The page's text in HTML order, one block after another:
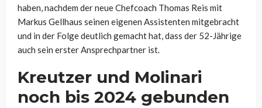
haben, nachdem der neue Chefcoach Thomas Reis mit
Markus Gellhaus seinen eigenen Assistenten mitgebracht
und in der Folge deutlich gemacht hat, dass der 52-Jährige
auch sein erster Ansprechpartner ist.
Kreutzer und Molinari
noch bis 2024 gebunden